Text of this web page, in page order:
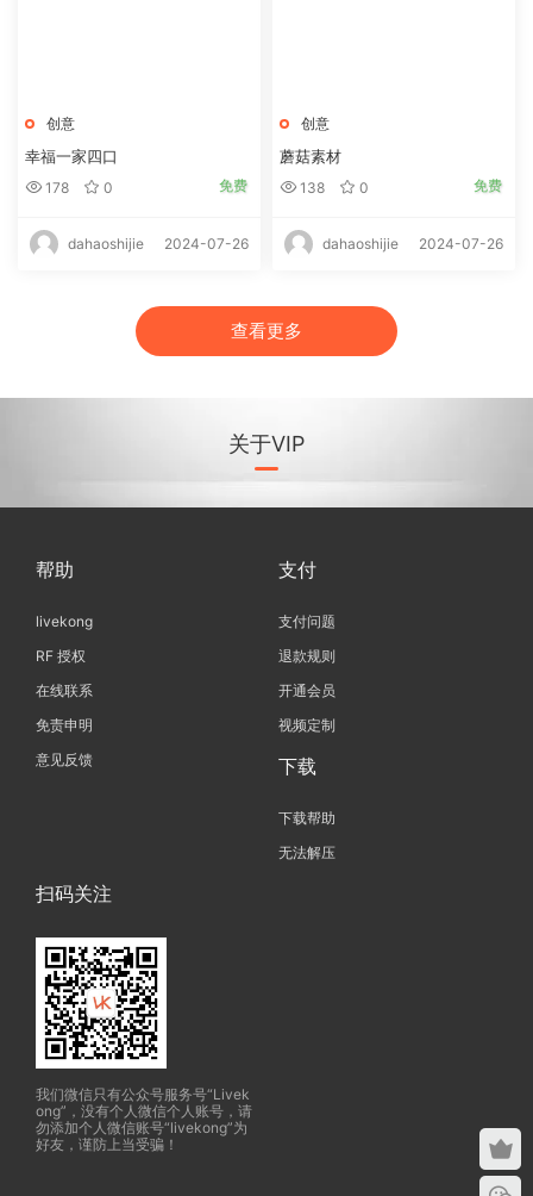
创意
幸福一家四口
178 0 免费
dahaoshijie 2024-07-26
创意
蘑菇素材
138 0 免费
dahaoshijie 2024-07-26
查看更多
关于VIP
帮助
livekong
RF 授权
在线联系
免责申明
意见反馈
支付
支付问题
退款规则
开通会员
视频定制
下载
下载帮助
无法解压
扫码关注
我们微信只有公众号服务号“Livek
ong”，没有个人微信个人账号，请
勿添加个人微信账号“livekong”为
好友，谨防上当受骗！